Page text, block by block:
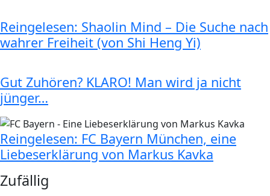
Reingelesen: Shaolin Mind – Die Suche nach
wahrer Freiheit (von Shi Heng Yi)
Gut Zuhören? KLARO! Man wird ja nicht
jünger…
Reingelesen: FC Bayern München, eine
Liebeserklärung von Markus Kavka
Zufällig